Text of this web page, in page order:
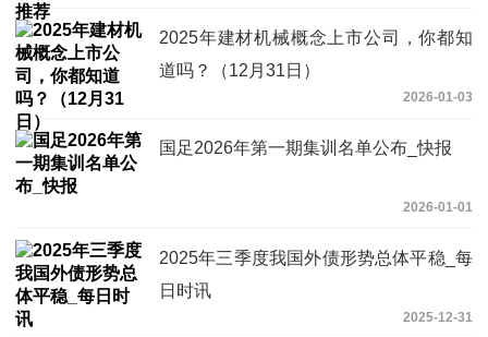
2025年建材机械概念上市公司，你都知
道吗？（12月31日）
2026-01-03
国足2026年第一期集训名单公布_快报
2026-01-01
2025年三季度我国外债形势总体平稳_每
日时讯
2025-12-31